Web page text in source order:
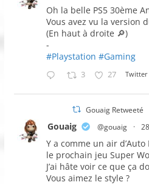
Oh la belle PS5 30ème
Vous avez vu la version
(En haut à droite 🔎)
-
#Playstation #Gaming
3 27 Twitter
Gouaig Retweeté
Gouaig @gouaig ·
Y a comme un air
le prochain jeu Super
J’ai hâte voir ce que ça
Vous aimez le style ?